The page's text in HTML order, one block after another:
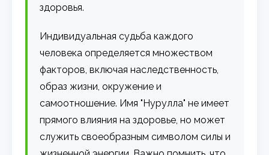
здоровья.
Индивидуальная судьба каждого
человека определяется множеством
факторов, включая наследственность,
образ жизни, окружение и
самоотношение. Имя "Нурулла" не имеет
прямого влияния на здоровье, но может
служить своеобразным символом силы и